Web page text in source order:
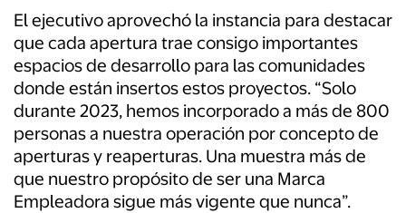
El ejecutivo aprovechó la instancia para destacar
que cada apertura trae consigo importantes
espacios de desarrollo para las comunidades
donde están insertos estos proyectos. “Solo
durante 2023, hemos incorporado a más de 800
personas a nuestra operación por concepto de
aperturas y reaperturas. Una muestra más de
que nuestro propósito de ser una Marca
Empleadora sigue más vigente que nunca”.